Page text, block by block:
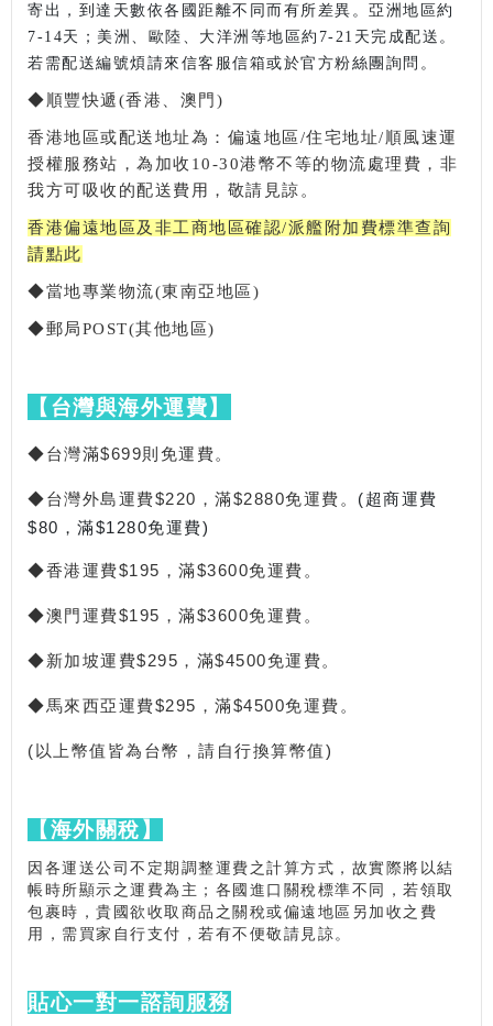
寄出，到達天數依各國距離不同而有所差異。亞洲地區約
7-14天；美洲、歐陸、大洋洲等地區約7-21天完成配送。
若需配送編號煩請來信客服信箱或於官方粉絲團詢問。
◆順豐快遞(香港、澳門)
香港地區或配送地址為：偏遠地區/住宅地址/順風速運
授權服務站，為加收10-30港幣不等的物流處理費，非
我方可吸收的配送費用，敬請見諒。
香港偏遠地區及非工商地區確認/派艦附加費標準查詢
請點此
◆當地專業物流(東南亞地區)
◆郵局POST(其他地區)
【台灣與海外運費】
◆台灣滿$699則免運費。
◆台灣外島運費$220，滿$2880免運費。 (超商運費
$80，滿$1280免運費)
◆香港運費$195，滿$3600免運費。
◆澳門運費$195，滿$3600免運費。
◆新加坡運費$295，滿$4500免運費。
◆馬來西亞運費$295，滿$4500免運費。
(以上幣值皆為台幣，請自行換算幣值)
【海外關稅】
因各運送公司不定期調整運費之計算方式，故實際將以結
帳時所顯示之運費為主；各國進口關稅標準不同，若領取
包裹時，貴國欲收取商品之關稅或偏遠地區另加收之費
用，需買家自行支付，若有不便敬請見諒。
貼心一對一諮詢服務